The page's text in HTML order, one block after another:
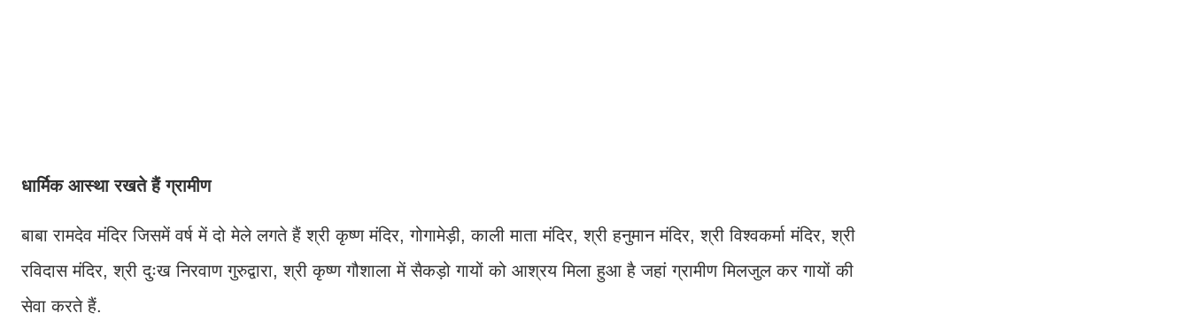
धार्मिक आस्था रखते हैं ग्रामीण
बाबा रामदेव मंदिर जिसमें वर्ष में दो मेले लगते हैं श्री कृष्ण मंदिर, गोगामेड़ी, काली माता मंदिर, श्री हनुमान मंदिर, श्री विश्वकर्मा मंदिर, श्री
रविदास मंदिर, श्री दुःख निरवाण गुरुद्वारा, श्री कृष्ण गौशाला में सैकड़ो गायों को आश्रय मिला हुआ है जहां ग्रामीण मिलजुल कर गायों की
सेवा करते हैं.